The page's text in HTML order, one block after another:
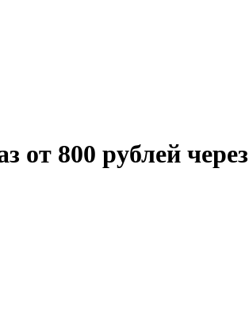
от 800 рублей